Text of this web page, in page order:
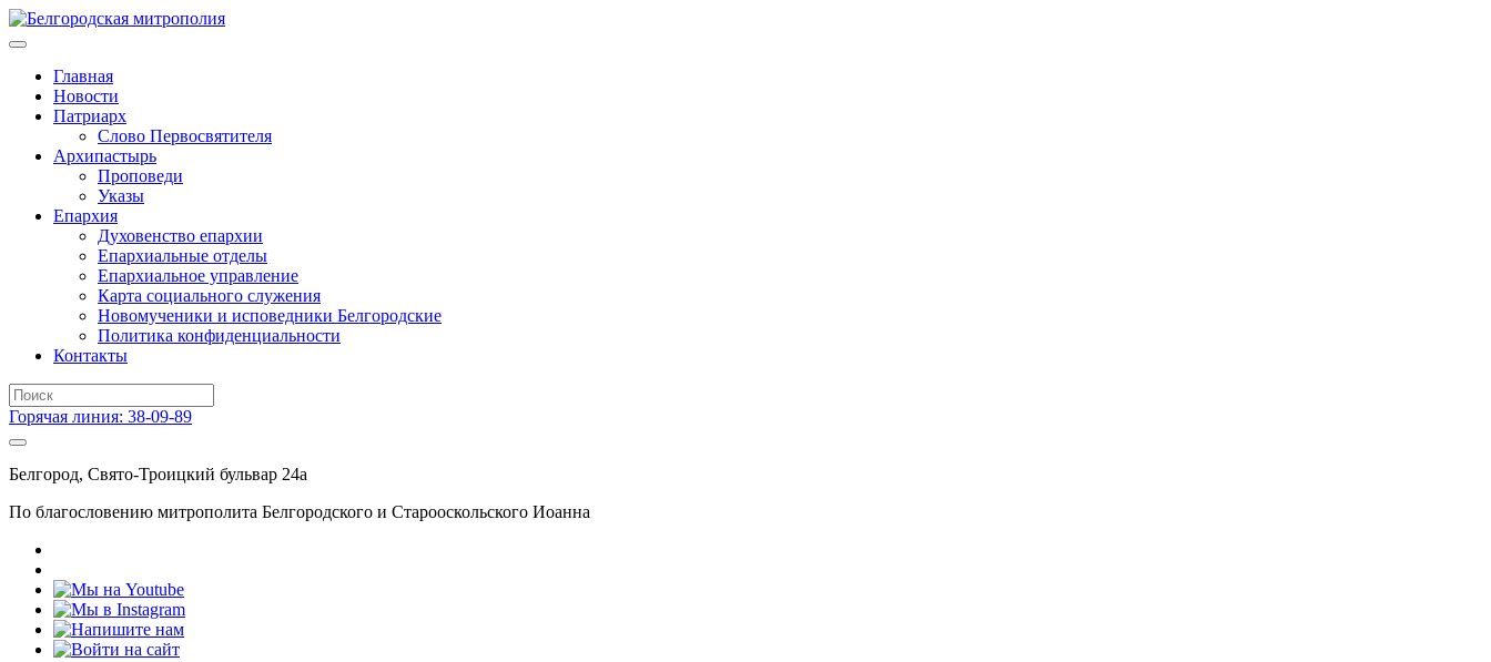
Главная
Новости
Патриарх
Слово Первосвятителя
Архипастырь
Проповеди
Указы
Епархия
Духовенство епархии
Епархиальные отделы
Епархиальное управление
Карта социального служения
Новомученики и исповедники Белгородские
Политика конфиденциальности
Контакты
Горячая линия: 38-09-89
Белгород, Свято-Троицкий бульвар 24а
По благословению митрополита Белгородского и Старооскольского Иоанна